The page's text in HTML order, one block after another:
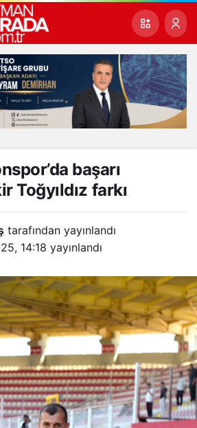
başarı
Toğyıldız farkı
tarafından yayınlandı
14:18 yayınlandı